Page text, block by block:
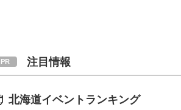
注目情報
北海道イベントランキング